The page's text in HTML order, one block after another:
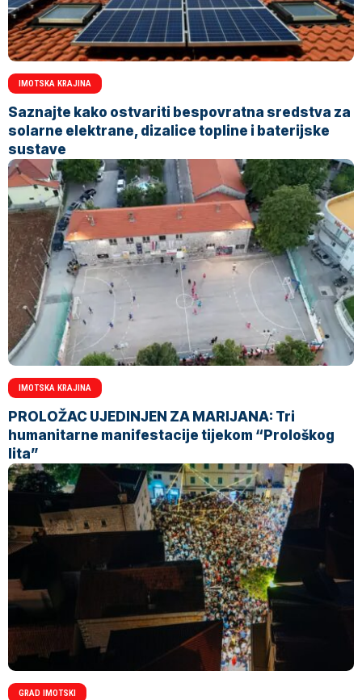
IMOTSKA KRAJINA
Saznajte kako ostvariti bespovratna sredstva za
solarne elektrane, dizalice topline i baterijske
sustave
IMOTSKA KRAJINA
PROLOŽAC UJEDINJEN ZA MARIJANA: Tri
humanitarne manifestacije tijekom “Prološkog
lita”
GRAD IMOTSKI